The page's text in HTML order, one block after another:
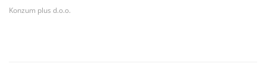
Konzum plus d.o.o.